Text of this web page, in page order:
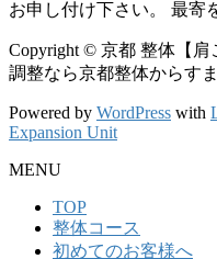
お申し付け下さい。 最寄
Copyright © 京都 整体【
調整なら京都整体からす
Powered by WordPress with
Expansion Unit
MENU
TOP
整体コース
初めてのお客様へ